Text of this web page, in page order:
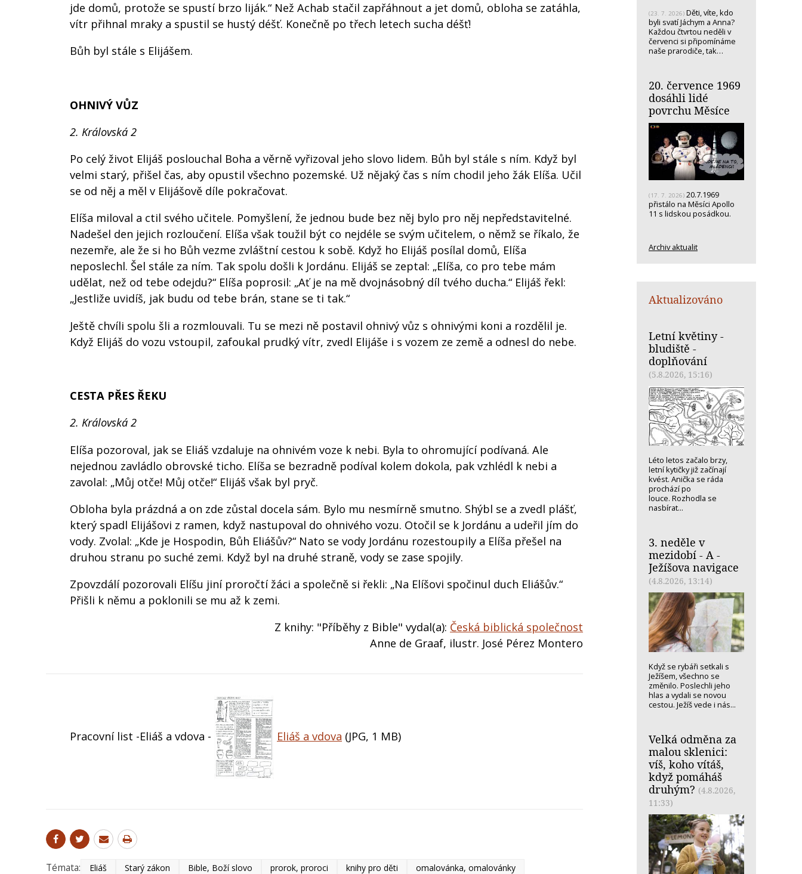
jde domů, protože se spustí brzo liják.“ Než Achab stačil zapřáhnout a jet domů, obloha se zatáhla,
vítr přihnal mraky a spustil se hustý déšť. Konečně po třech letech sucha déšť!
Bůh byl stále s Elijášem.
OHNIVÝ VŮZ
2. Královská 2
Po celý život Elijáš poslouchal Boha a věrně vyřizoval jeho slovo lidem. Bůh byl stále s ním. Když byl
velmi starý, přišel čas, aby opustil všechno pozemské. Už nějaký čas s ním chodil jeho žák Elíša. Učil
se od něj a měl v Elijášově díle pokračovat.
Elíša miloval a ctil svého učitele. Pomyšlení, že jednou bude bez něj bylo pro něj nepředstavitelné.
Nadešel den jejich rozloučení. Elíša však toužil být co nejdéle se svým učitelem, o němž se říkalo, že
nezemře, ale že si ho Bůh vezme zvláštní cestou k sobě. Když ho Elijáš posílal domů, Elíša
neposlechl. Šel stále za ním. Tak spolu došli k Jordánu. Elijáš se zeptal: „Elíša, co pro tebe mám
udělat, než od tebe odejdu?“ Elíša poprosil: „Ať je na mě dvojnásobný díl tvého ducha.“ Elijáš řekl:
„Jestliže uvidíš, jak budu od tebe brán, stane se ti tak.“
Ještě chvíli spolu šli a rozmlouvali. Tu se mezi ně postavil ohnivý vůz s ohnivými koni a rozdělil je.
Když Elijáš do vozu vstoupil, zafoukal prudký vítr, zvedl Elijáše i s vozem ze země a odnesl do nebe.
CESTA PŘES ŘEKU
2. Královská 2
Elíša pozoroval, jak se Eliáš vzdaluje na ohnivém voze k nebi. Byla to ohromující podívaná. Ale
nejednou zavládlo obrovské ticho. Elíša se bezradně podíval kolem dokola, pak vzhlédl k nebi a
zavolal: „Můj otče! Můj otče!“ Elijáš však byl pryč.
Obloha byla prázdná a on zde zůstal docela sám. Bylo mu nesmírně smutno. Shýbl se a zvedl plášť,
který spadl Elijášovi z ramen, když nastupoval do ohnivého vozu. Otočil se k Jordánu a udeřil jím do
vody. Zvolal: „Kde je Hospodin, Bůh Eliášův?“ Nato se vody Jordánu rozestoupily a Elíša přešel na
druhou stranu po suché zemi. Když byl na druhé straně, vody se zase spojily.
Zpovzdálí pozorovali Elíšu jiní proročtí žáci a společně si řekli: „Na Elíšovi spočinul duch Eliášův.“
Přišli k němu a poklonili se mu až k zemi.
Z knihy: "Příběhy z Bible" vydal(a): Česká biblická společnost
Anne de Graaf, ilustr. José Pérez Montero
Pracovní list -Eliáš a vdova - Eliáš a vdova (JPG, 1 MB)
Témata: Eliáš Starý zákon Bible, Boží slovo prorok, proroci knihy pro děti omalovánka, omalovánky
(23. 7. 2026) Děti, víte, kdo
byli svatí Jáchym a Anna?
Každou čtvrtou neděli v
červenci si připomínáme
naše prarodiče, tak…
20. července 1969
dosáhli lidé
povrchu Měsíce
(17. 7. 2026) 20.7.1969
přistálo na Měsíci Apollo
11 s lidskou posádkou.
Archiv aktualit
Aktualizováno
Letní květiny -
bludiště -
doplňování
(5.8.2026, 15:16)
Léto letos začalo brzy,
letní kytičky již začínají
kvést. Anička se ráda
prochází po
louce. Rozhodla se
nasbírat...
3. neděle v
mezidobí - A -
Ježíšova navigace
(4.8.2026, 13:14)
Když se rybáři setkali s
Ježíšem, všechno se
změnilo. Poslechli jeho
hlas a vydali se novou
cestou. Ježíš vede i nás...
Velká odměna za
malou sklenici:
víš, koho vítáš,
když pomáháš
druhým? (4.8.2026,
11:33)